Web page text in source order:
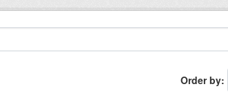
Order by